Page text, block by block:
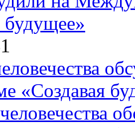
«Создавая